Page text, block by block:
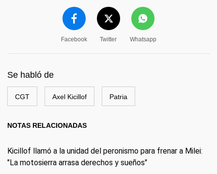
Facebook Twitter Whatsapp
Se habló de
CGT Axel Kicillof Patria
NOTAS RELACIONADAS
Kicillof llamó a la unidad del peronismo para frenar a Milei:
"La motosierra arrasa derechos y sueños"